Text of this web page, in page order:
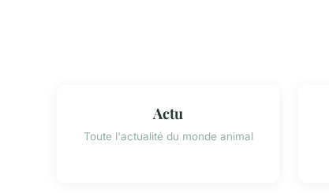
Actu
Toute l'actualité du monde animal